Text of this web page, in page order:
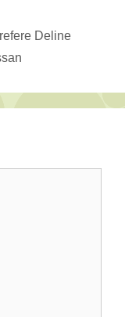
Deline